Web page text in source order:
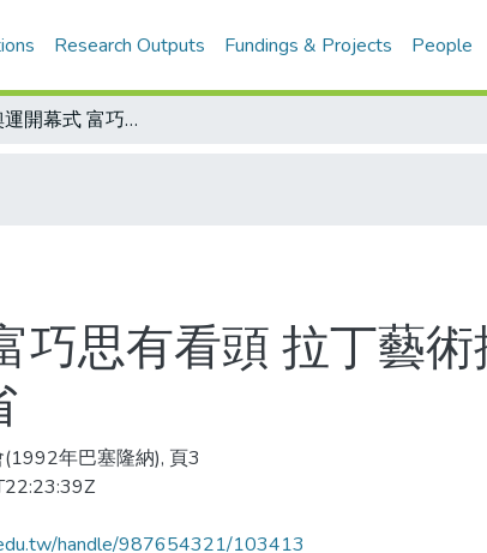
Research Outputs Fundings & Projects People
巴塞隆納奧運開幕式 富巧思有看頭 拉丁藝術揉進世界和平觀 熱鬧活潑之外還發人深省
巧思有看頭 拉丁藝
(1992年巴塞隆納), 頁3
handle/987654321/103413